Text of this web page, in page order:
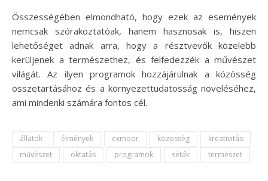
Összességében elmondható, hogy ezek az események
nemcsak szórakoztatóak, hanem hasznosak is, hiszen
lehetőséget adnak arra, hogy a résztvevők közelebb
kerüljenek a természethez, és felfedezzék a művészet
világát. Az ilyen programok hozzájárulnak a közösség
összetartásához és a környezettudatosság növeléséhez,
ami mindenki számára fontos cél.
állatok élmények exmoor közösség
kreativitás
művészet
oktatás programok séták természet